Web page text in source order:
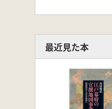
最近見た本